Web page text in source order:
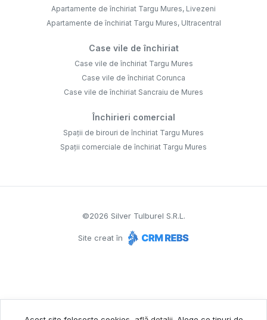
Apartamente de închiriat Targu Mures, Livezeni
Apartamente de închiriat Targu Mures, Ultracentral
Case vile de închiriat
Case vile de închiriat Targu Mures
Case vile de închiriat Corunca
Case vile de închiriat Sancraiu de Mures
Închirieri comercial
Spații de birouri de închiriat Targu Mures
Spații comerciale de închiriat Targu Mures
©2026 Silver Tulburel S.R.L.
Site creat în